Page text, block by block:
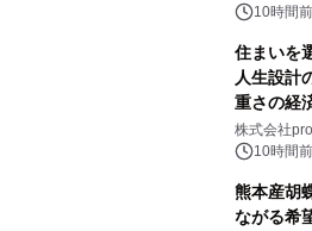
10時間前
住まいを
人生設計
重さの経
PropTech
株式会社
10時間前
熊本産胡
ながる希